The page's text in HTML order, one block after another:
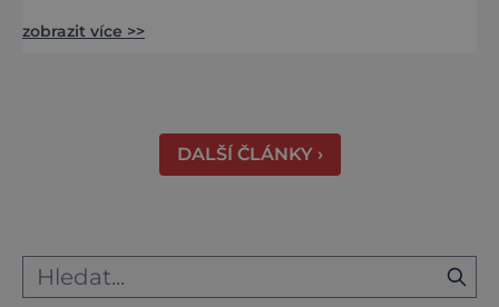
středověku. Národní kulturní památka je
práci tehdejších horníků. [gallery
ids="91631,91630,91632,91633,91634,91635,9
zobrazit více >>
DALŠÍ ČLÁNKY ›